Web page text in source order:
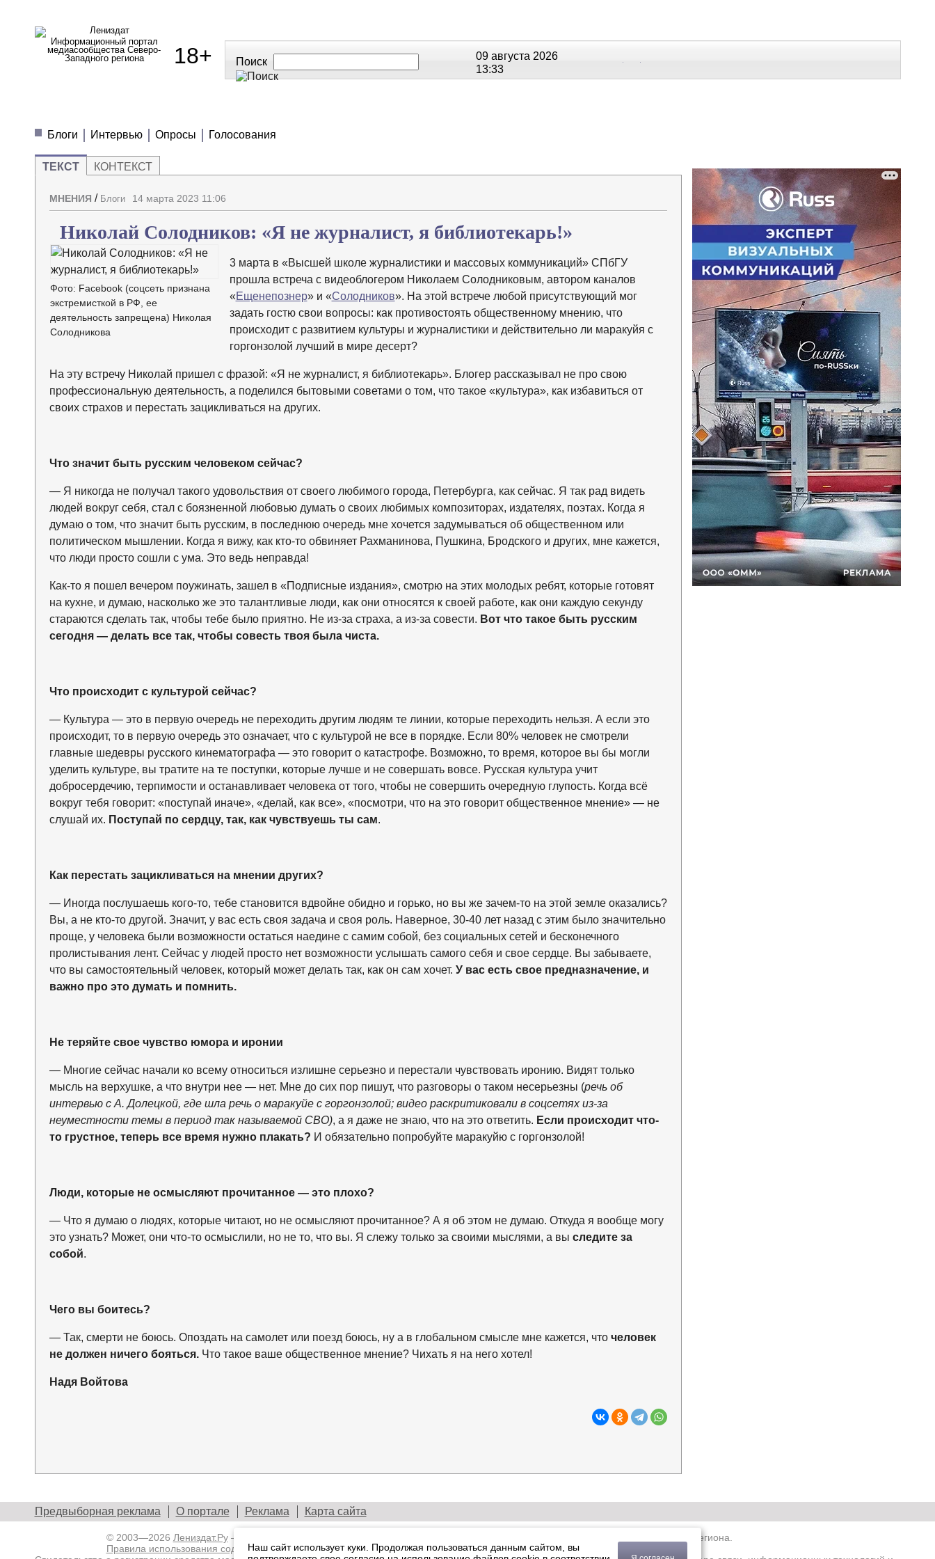
Информационный портал
медиасообщества Северо-
Западного региона
18+ Поиск
09 августа 2026
13:33
Блоги
Интервью Опросы Голосования
ТЕКСТ КОНТЕКСТ
МНЕНИЯ / Блоги 14 марта 2023 11:06 Изменить шрифт
В закладки
Николай Солодников: «Я не журналист, я библиотекарь!»
Фото: Facebook (соцсеть признана
экстремисткой в РФ, ее
деятельность запрещена) Николая
Солодникова
3 марта в «Высшей школе журналистики и массовых коммуникаций» СПбГУ
прошла встреча с видеоблогером Николаем Солодниковым, автором каналов
«Ещенепознер» и «Солодников». На этой встрече любой присутствующий мог
задать гостю свои вопросы: как противостоять общественному мнению, что
происходит с развитием культуры и журналистики и действительно ли маракуйя с
горгонзолой лучший в мире десерт?
На эту встречу Николай пришел с фразой: «Я не журналист, я библиотекарь». Блогер рассказывал не про свою
профессиональную деятельность, а поделился бытовыми советами о том, что такое «культура», как избавиться от
своих страхов и перестать зацикливаться на других.
Что значит быть русским человеком сейчас?
— Я никогда не получал такого удовольствия от своего любимого города, Петербурга, как сейчас. Я так рад видеть
людей вокруг себя, стал с боязненной любовью думать о своих любимых композиторах, издателях, поэтах. Когда я
думаю о том, что значит быть русским, в последнюю очередь мне хочется задумываться об общественном или
политическом мышлении. Когда я вижу, как кто-то обвиняет Рахманинова, Пушкина, Бродского и других, мне кажется,
что люди просто сошли с ума. Это ведь неправда!
Как-то я пошел вечером поужинать, зашел в «Подписные издания», смотрю на этих молодых ребят, которые готовят
на кухне, и думаю, насколько же это талантливые люди, как они относятся к своей работе, как они каждую секунду
стараются сделать так, чтобы тебе было приятно. Не из-за страха, а из-за совести. Вот что такое быть русским
сегодня — делать все так, чтобы совесть твоя была чиста.
Что происходит с культурой сейчас?
— Культура — это в первую очередь не переходить другим людям те линии, которые переходить нельзя. А если это
происходит, то в первую очередь это означает, что с культурой не все в порядке. Если 80% человек не смотрели
главные шедевры русского кинематографа — это говорит о катастрофе. Возможно, то время, которое вы бы могли
уделить культуре, вы тратите на те поступки, которые лучше и не совершать вовсе. Русская культура учит
добросердечию, терпимости и останавливает человека от того, чтобы не совершить очередную глупость. Когда всё
вокруг тебя говорит: «поступай иначе», «делай, как все», «посмотри, что на это говорит общественное мнение» — не
слушай их. Поступай по сердцу, так, как чувствуешь ты сам.
Как перестать зацикливаться на мнении других?
— Иногда послушаешь кого-то, тебе становится вдвойне обидно и горько, но вы же зачем-то на этой земле оказались?
Вы, а не кто-то другой. Значит, у вас есть своя задача и своя роль. Наверное, 30-40 лет назад с этим было значительно
проще, у человека были возможности остаться наедине с самим собой, без социальных сетей и бесконечного
пролистывания лент. Сейчас у людей просто нет возможности услышать самого себя и свое сердце. Вы забываете,
что вы самостоятельный человек, который может делать так, как он сам хочет. У вас есть свое предназначение, и
важно про это думать и помнить.
Не теряйте свое чувство юмора и иронии
— Многие сейчас начали ко всему относиться излишне серьезно и перестали чувствовать иронию. Видят только
мысль на верхушке, а что внутри нее — нет. Мне до сих пор пишут, что разговоры о таком несерьезны (речь об
интервью с А. Долецкой, где шла речь о маракуйе с горгонзолой; видео раскритиковали в соцсетях из-за
неуместности темы в период так называемой СВО), а я даже не знаю, что на это ответить. Если происходит что-
то грустное, теперь все время нужно плакать? И обязательно попробуйте маракуйю с горгонзолой!
Люди, которые не осмысляют прочитанное — это плохо?
— Что я думаю о людях, которые читают, но не осмысляют прочитанное? А я об этом не думаю. Откуда я вообще могу
это узнать? Может, они что-то осмыслили, но не то, что вы. Я слежу только за своими мыслями, а вы следите за
собой.
Чего вы боитесь?
— Так, смерти не боюсь. Опоздать на самолет или поезд боюсь, ну а в глобальном смысле мне кажется, что человек
не должен ничего бояться. Что такое ваше общественное мнение? Чихать я на него хотел!
Надя Войтова
Предвыборная реклама О портале Реклама Карта сайта
© 2003—2026 Лениздат.Ру— информационный портал медиасообщества Санкт-Петербурга, Ленобласти и Северо-Западного региона.
Правила использования содержания сайта. Политика конфиденциальности.
Наш сайт использует куки. Продолжая пользоваться данным сайтом, вы